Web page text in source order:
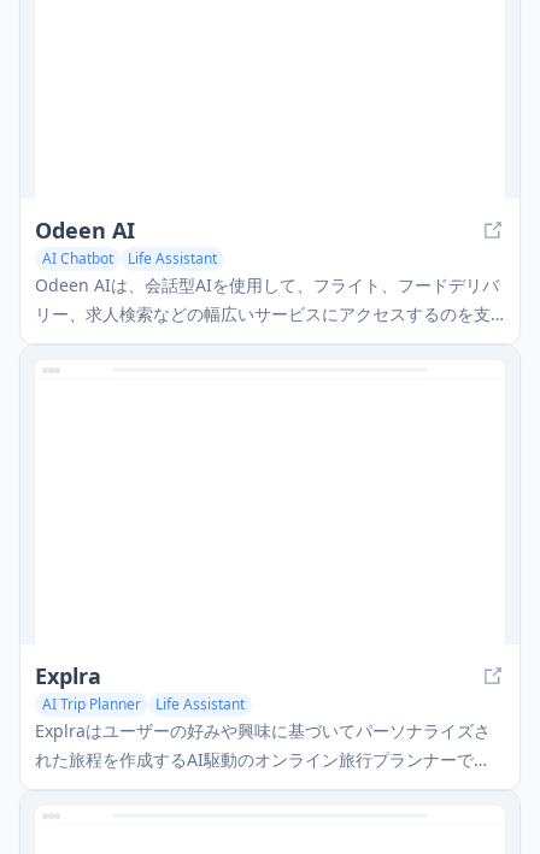
Odeen AI
AI Chatbot Life Assistant
Odeen AIは、会話型AIを使用して、フライト、フードデリバ
リー、求人検索などの幅広いサービスにアクセスするのを支
援する多機能モバイルアプリです。
Explra
AI Trip Planner Life Assistant
Explraはユーザーの好みや興味に基づいてパーソナライズさ
れた旅程を作成するAI駆動のオンライン旅行プランナーで
す。